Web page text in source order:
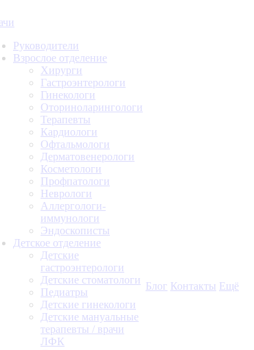
Руководители
Взрослое отделение
Хирурги
Гастроэнтерологи
Гинекологи
Оториноларингологи
Терапевты
Кардиологи
Офтальмологи
Дерматовенерологи
Косметологи
Профпатологи
Неврологи
Аллергологи-
иммунологи
Эндоскописты
Детское отделение
Детские
гастроэнтерологи
Детские стоматологи
Педиатры
Детские гинекологи
Детские мануальные
терапевты / врачи
ЛФК
Блог Контакты Ещё